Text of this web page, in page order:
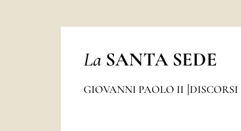
La SANTA SEDE
GIOVANNI PAOLO II DISCORSI